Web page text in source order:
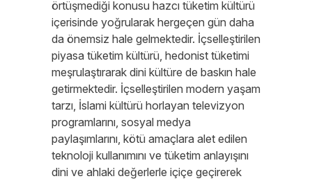
örtüşmediği konusu hazcı tüketim kültürü
içerisinde yoğrularak hergeçen gün daha
da önemsiz hale gelmektedir. İçselleştirilen
piyasa tüketim kültürü, hedonist tüketimi
meşrulaştırarak dini kültüre de baskın hale
getirmektedir. İçselleştirilen modern yaşam
tarzı, İslami kültürü horlayan televizyon
programlarını, sosyal medya
paylaşımlarını, kötü amaçlara alet edilen
teknoloji kullanımını ve tüketim anlayışını
dini ve ahlaki değerlerle içiçe geçirerek